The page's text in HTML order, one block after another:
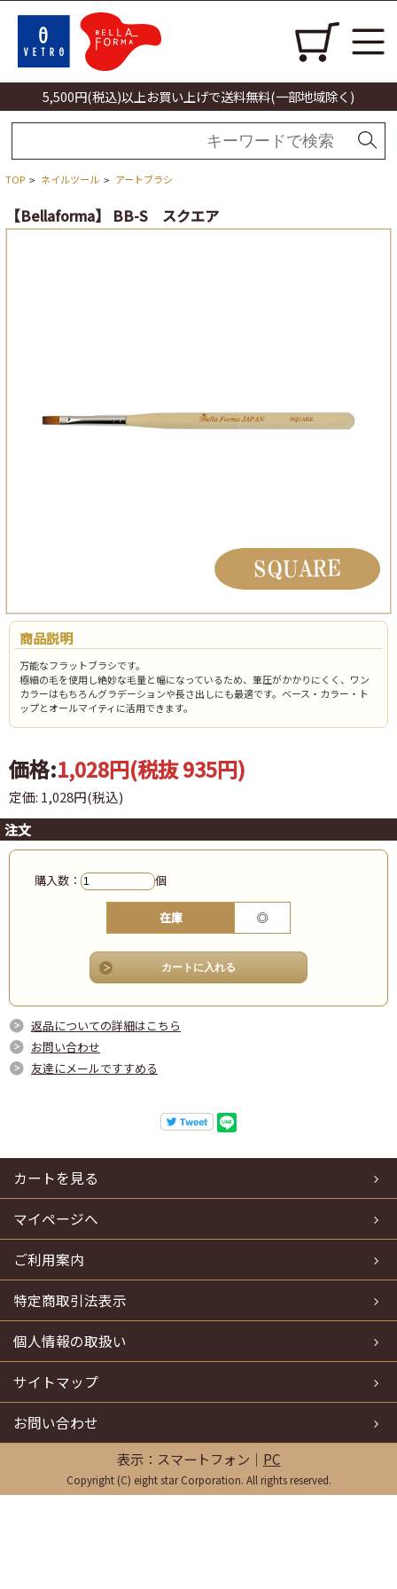
5,500円(税込)以上お買い上げで送料無料(一部地域除く)
TOP > ネイルツール > アートブラシ
【Bellaforma】 BB-S スクエア
商品説明
万能なフラットブラシです。
極細の毛を使用し絶妙な毛量と幅になっているため、筆圧がかかりにくく、ワン
カラーはもちろんグラデーションや長さ出しにも最適です。ベース・カラー・ト
ップとオールマイティに活用できます。
価格:1,028円(税抜 935円)
定価: 1,028円(税込)
注文
購入数： 個
在庫 ◎
返品についての詳細はこちら
お問い合わせ
友達にメールですすめる
カートを見る
マイページへ
ご利用案内
特定商取引法表示
個人情報の取扱い
サイトマップ
お問い合わせ
表示：スマートフォン｜ PC
Copyright (C) eight star Corporation. All rights reserved.